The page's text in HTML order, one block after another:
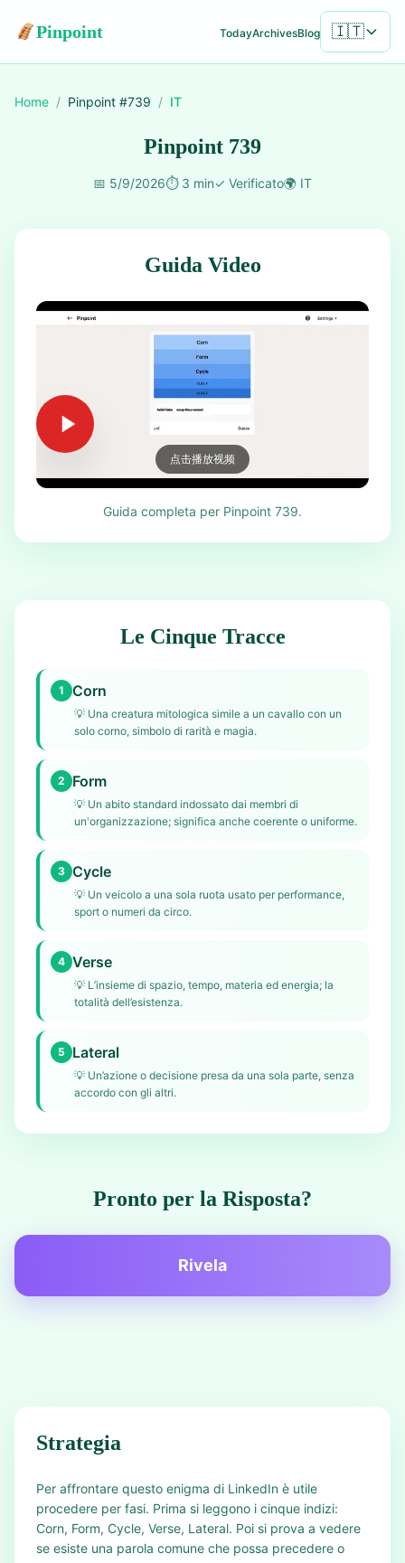
Pinpoint TodayArchivesBlog 🇮🇹
Home / Pinpoint #739 / IT
Pinpoint 739
📅 5/9/2026⏱️ 3 min✓ Verificato🌍 IT
Guida Video
点击播放视频
Guida completa per Pinpoint 739.
Le Cinque Tracce
1 Corn
💡 Una creatura mitologica simile a un cavallo con un
solo corno, simbolo di rarità e magia.
2 Form
💡 Un abito standard indossato dai membri di
un'organizzazione; significa anche coerente o uniforme.
3 Cycle
💡 Un veicolo a una sola ruota usato per performance,
sport o numeri da circo.
4 Verse
💡 L’insieme di spazio, tempo, materia ed energia; la
totalità dell’esistenza.
5 Lateral
💡 Un’azione o decisione presa da una sola parte, senza
accordo con gli altri.
Pronto per la Risposta?
Rivela
Strategia
Per affrontare questo enigma di LinkedIn è utile
procedere per fasi. Prima si leggono i cinque indizi:
Corn, Form, Cycle, Verse, Lateral. Poi si prova a vedere
se esiste una parola comune che possa precedere o